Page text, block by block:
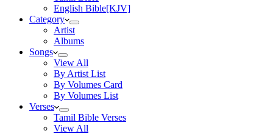
English Bible[KJV]
Category
Artist
Albums
Songs
View All
By Artist List
By Volumes Card
By Volumes List
Verses
Tamil Bible Verses
View All